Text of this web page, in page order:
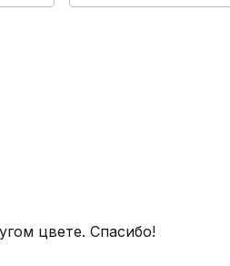
цвете. Спасибо!